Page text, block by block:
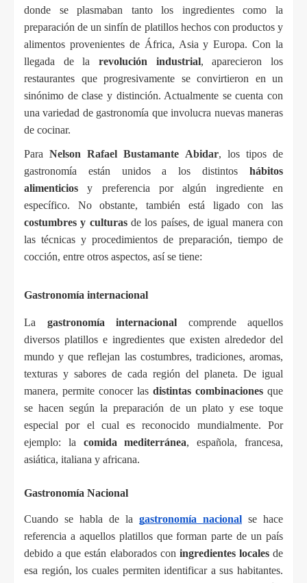
donde se plasmaban tanto los ingredientes como la
preparación de un sinfín de platillos hechos con productos y
alimentos provenientes de África, Asia y Europa. Con la
llegada de la revolución industrial, aparecieron los
restaurantes que progresivamente se convirtieron en un
sinónimo de clase y distinción. Actualmente se cuenta con
una variedad de gastronomía que involucra nuevas maneras
de cocinar.
Para Nelson Rafael Bustamante Abidar, los tipos de
gastronomía están unidos a los distintos hábitos
alimenticios y preferencia por algún ingrediente en
costumbres y culturas de los países, de igual manera con
las técnicas y procedimientos de preparación, tiempo de
cocción, entre otros aspectos, así se tiene:
Gastronomía internacional
La gastronomía internacional comprende aquellos
diversos platillos e ingredientes que existen alrededor del
mundo y que reflejan las costumbres, tradiciones, aromas,
texturas y sabores de cada región del planeta. De igual
manera, permite conocer las distintas combinaciones que
se hacen según la preparación de un plato y ese toque
especial por el cual es reconocido mundialmente. Por
ejemplo: la comida mediterránea, española, francesa,
asiática, italiana y africana.
Gastronomía Nacional
Cuando se habla de la gastronomía nacional se hace
referencia a aquellos platillos que forman parte de un país
debido a que están elaborados con ingredientes locales de
esa región, los cuales permiten identificar a sus habitantes.